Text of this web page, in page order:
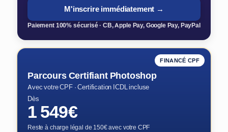
M'inscrire immédiatement →
Paiement 100% sécurisé · CB, Apple Pay, Google Pay, PayPal
FINANCÉ CPF
Parcours Certifiant Photoshop
Avec votre CPF · Certification ICDL incluse
Dès
1 549€
Reste à charge légal de 150€ avec votre CPF